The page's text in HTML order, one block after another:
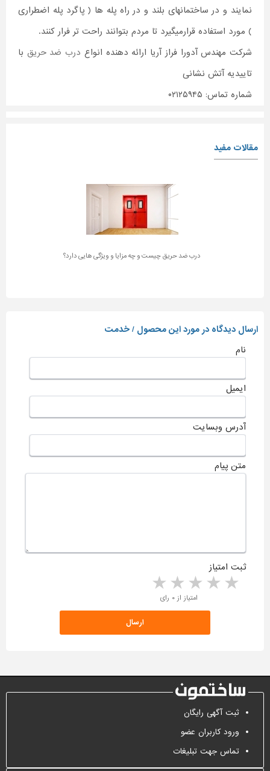
نمایند و در ساختمانهای بلند و در راه پله ها ( پاگرد پله اضطراری
) مورد استفاده قرارمیگیرد تا مردم بتوانند راحت تر فرار کنند.
شرکت مهندس آدورا فراز آریا ارائه دهنده انواع درب ضد حریق با
تاییدیه آتش نشانی
شماره تماس: ۰۲۱۲۵۹۴۵
مقالات مفید
درب ضد حریق چیست و چه مزایا و ویژگی هایی دارد؟
ارسال دیدگاه در مورد این محصول / خدمت
نام
ایمیل
آدرس وبسایت
متن پیام
ثبت امتیاز
4 stars 3 stars 2 stars 1 star امتیاز از ۰ رای
ثبت آگهی رایگان
ورود کاربران عضو
تماس جهت تبلیغات